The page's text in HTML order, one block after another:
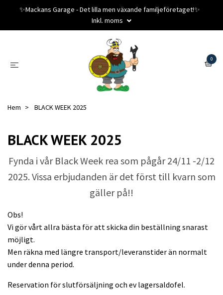
✨️Mackans Garage - Det lilla men växande familjeföretaget!✨️
Inkl. moms
0
Hem BLACK WEEK 2025
BLACK WEEK 2025
Fynda i vår Black Week rea som pågår 24/11 -2/12
2025. Vissa erbjudanden är det först till kvarn som
gäller på!!
Obs!
Vi gör vårt allra bästa för att skicka din beställning snarast
möjligt.
Men räkna med längre transport/leveranstider än normalt
under denna period.
Reservation för slutförsäljning och ev lagersaldofel.